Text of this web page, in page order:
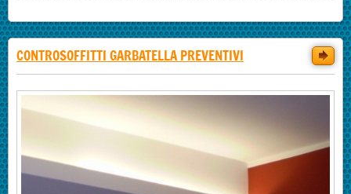
CONTROSOFFITTI GARBATELLA PREVENTIVI